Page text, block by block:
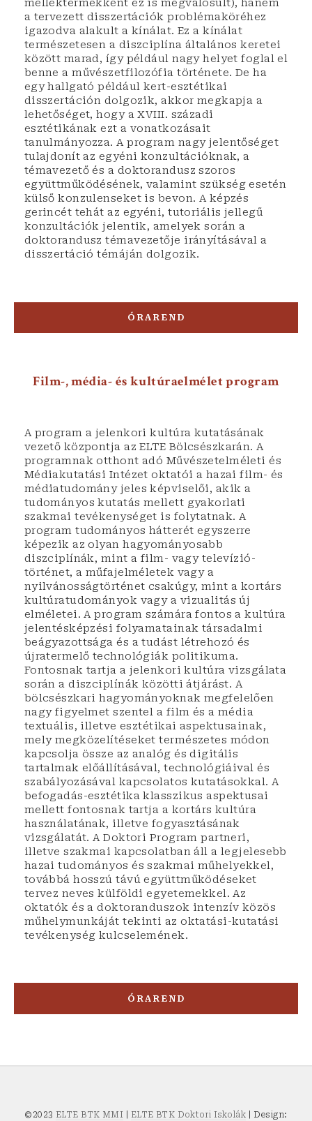
melléktermékként ez is megvalósult), hanem
a tervezett disszertációk problémaköréhez
igazodva alakult a kínálat. Ez a kínálat
természetesen a diszciplína általános keretei
között marad, így például nagy helyet foglal el
benne a művészetfilozófia története. De ha
egy hallgató például kert-esztétikai
disszertáción dolgozik, akkor megkapja a
lehetőséget, hogy a XVIII. századi
esztétikának ezt a vonatkozásait
tanulmányozza. A program nagy jelentőséget
tulajdonít az egyéni konzultációknak, a
témavezető és a doktorandusz szoros
együttműködésének, valamint szükség esetén
külső konzulenseket is bevon. A képzés
gerincét tehát az egyéni, tutoriális jellegű
konzultációk jelentik, amelyek során a
doktorandusz témavezetője irányításával a
disszertáció témáján dolgozik.
ÓRAREND
Film-, média- és kultúraelmélet program
A program a jelenkori kultúra kutatásának
vezető központja az ELTE Bölcsészkarán. A
programnak otthont adó Művészetelméleti és
Médiakutatási Intézet oktatói a hazai film- és
médiatudomány jeles képviselői, akik a
tudományos kutatás mellett gyakorlati
szakmai tevékenységet is folytatnak. A
program tudományos hátterét egyszerre
képezik az olyan hagyományosabb
diszciplínák, mint a film- vagy televízió-
történet, a műfajelméletek vagy a
nyilvánosságtörténet csakúgy, mint a kortárs
kultúratudományok vagy a vizualitás új
elméletei. A program számára fontos a kultúra
jelentésképzési folyamatainak társadalmi
beágyazottsága és a tudást létrehozó és
újratermelő technológiák politikuma.
Fontosnak tartja a jelenkori kultúra vizsgálata
során a diszciplínák közötti átjárást. A
bölcsészkari hagyományoknak megfelelően
nagy figyelmet szentel a film és a média
textuális, illetve esztétikai aspektusainak,
mely megközelítéseket természetes módon
kapcsolja össze az analóg és digitális
tartalmak előállításával, technológiáival és
szabályozásával kapcsolatos kutatásokkal. A
befogadás-esztétika klasszikus aspektusai
mellett fontosnak tartja a kortárs kultúra
használatának, illetve fogyasztásának
vizsgálatát. A Doktori Program partneri,
illetve szakmai kapcsolatban áll a legjelesebb
hazai tudományos és szakmai műhelyekkel,
továbbá hosszú távú együttműködéseket
tervez neves külföldi egyetemekkel. Az
oktatók és a doktoranduszok intenzív közös
műhelymunkáját tekinti az oktatási-kutatási
tevékenység kulcselemének.
ÓRAREND
©2023 ELTE BTK MMI ELTE BTK Doktori Iskolák | Design: